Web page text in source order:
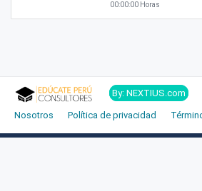
00:00:00 Horas
By: NEXTIUS.com
Nosotros Política de privacidad